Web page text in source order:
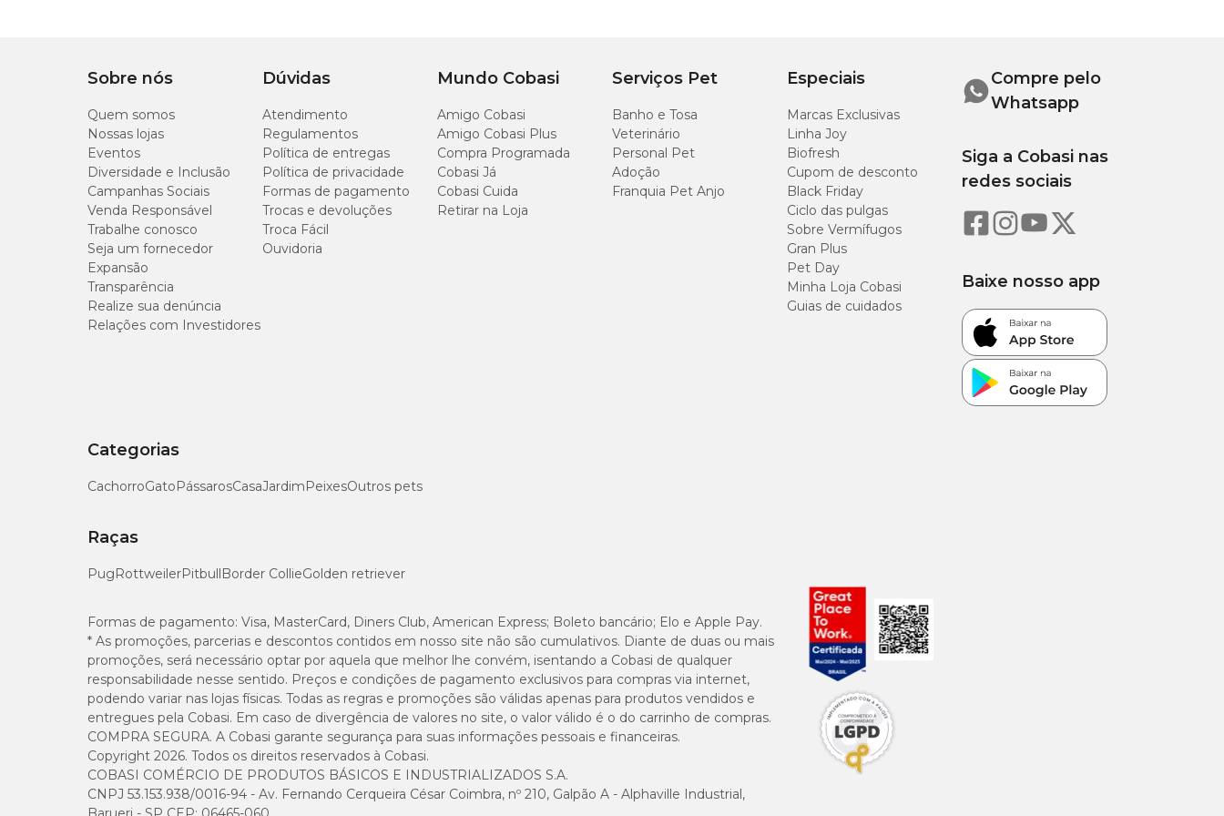
Sobre nós
Quem somos
Nossas lojas
Eventos
Diversidade e Inclusão
Campanhas Sociais
Venda Responsável
Trabalhe conosco
Seja um fornecedor
Expansão
Transparência
Realize sua denúncia
Relações com Investidores
Dúvidas
Atendimento
Regulamentos
Política de entregas
Política de privacidade
Formas de pagamento
Trocas e devoluções
Troca Fácil
Ouvidoria
Mundo Cobasi
Amigo Cobasi
Amigo Cobasi Plus
Compra Programada
Cobasi Já
Cobasi Cuida
Retirar na Loja
Serviços Pet
Banho e Tosa
Veterinário
Personal Pet
Adoção
Franquia Pet Anjo
Especiais
Marcas Exclusivas
Linha Joy
Biofresh
Cupom de desconto
Black Friday
Ciclo das pulgas
Sobre Vermífugos
Gran Plus
Pet Day
Minha Loja Cobasi
Guias de cuidados
Categorias
CachorroGatoPássarosCasaJardimPeixesOutros pets
Raças
PugRottweilerPitbullBorder CollieGolden retriever
Compre pelo
Whatsapp
Siga a Cobasi nas
redes sociais
Baixe nosso app
Formas de pagamento: Visa, MasterCard, Diners Club, American Express; Boleto bancário; Elo e Apple Pay.
* As promoções, parcerias e descontos contidos em nosso site não são cumulativos. Diante de duas ou mais
promoções, será necessário optar por aquela que melhor lhe convém, isentando a Cobasi de qualquer
responsabilidade nesse sentido. Preços e condições de pagamento exclusivos para compras via internet,
podendo variar nas lojas físicas. Todas as regras e promoções são válidas apenas para produtos vendidos e
entregues pela Cobasi. Em caso de divergência de valores no site, o valor válido é o do carrinho de compras.
COMPRA SEGURA. A Cobasi garante segurança para suas informações pessoais e financeiras.
Copyright 2026. Todos os direitos reservados à Cobasi.
COBASI COMÉRCIO DE PRODUTOS BÁSICOS E INDUSTRIALIZADOS S.A.
CNPJ 53.153.938/0016-94 - Av. Fernando Cerqueira César Coimbra, nº 210, Galpão A - Alphaville Industrial,